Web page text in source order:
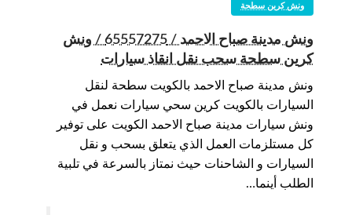
ونش كرين سطحة
ونش مدينة صباح الاحمد / 65557275 / ونش
كرين سطحة سحب نقل انقاذ سيارات
ونش مدينة صباح الاحمد بالكويت سطحة لنقل
السيارات بالكويت كرين سحي سيارات نعمل في
ونش سيارات مدينة صباح الاحمد الكويت على توفير
كل مستلزمات العمل الذي يتعلق بسحب و نقل
السيارات و الشاحنات حيث نمتاز بالسرعة في تلبية
الطلب أينما…